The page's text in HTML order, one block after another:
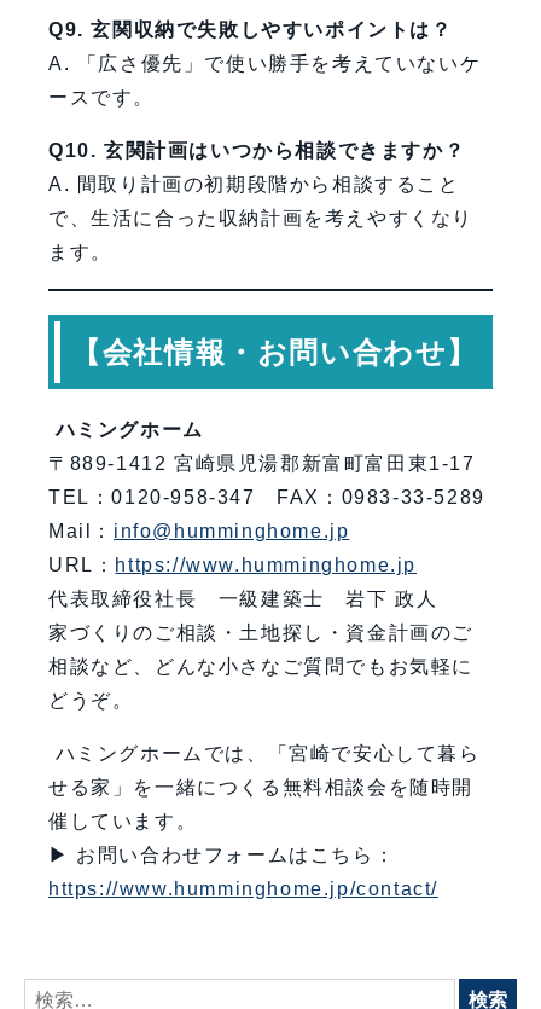
Q9. 玄関収納で失敗しやすいポイントは？
A. 「広さ優先」で使い勝手を考えていないケ
ースです。
Q10. 玄関計画はいつから相談できますか？
A. 間取り計画の初期段階から相談すること
で、生活に合った収納計画を考えやすくなり
ます。
【会社情報・お問い合わせ】
ハミングホーム
〒889-1412 宮崎県児湯郡新富町富田東1-17
TEL：0120-958-347 FAX：0983-33-5289
Mail： info@humminghome.jp
URL： https://www.humminghome.jp
代表取締役社長 一級建築士 岩下 政人
家づくりのご相談・土地探し・資金計画のご
相談など、どんな小さなご質問でもお気軽に
どうぞ。
ハミングホームでは、「宮崎で安心して暮ら
せる家」を一緒につくる無料相談会を随時開
催しています。
▶ お問い合わせフォームはこちら：
https://www.humminghome.jp/contact/
検